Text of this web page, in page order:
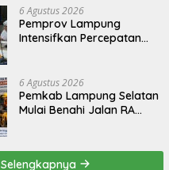
dan Merekatkan Ikatan
Keluarga
6 Agustus 2026
Pemprov Lampung
Intensifkan Percepatan
Tanggamus
6 Agustus 2026
Pemkab Lampung Selatan
Mulai Benahi Jalan RA
Demi Keselamatan
Pengguna Jalan
Selengkapnya